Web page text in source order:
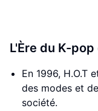
L'Ère du K-
En 1996, H.O.T
des modes et
société.